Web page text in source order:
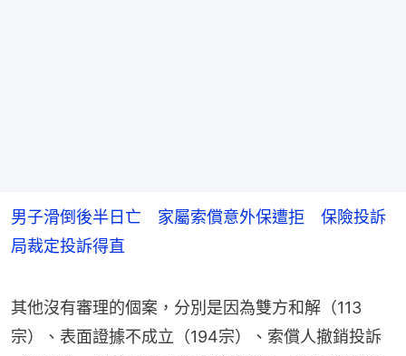
男子滑倒後半日亡 家屬索償意外保遭拒 保險投訴
局裁定投訴得直
其他沒有審理的個案，分別是因為雙方和解（113
宗）、表面證據不成立（194宗）、索償人撤銷投訴